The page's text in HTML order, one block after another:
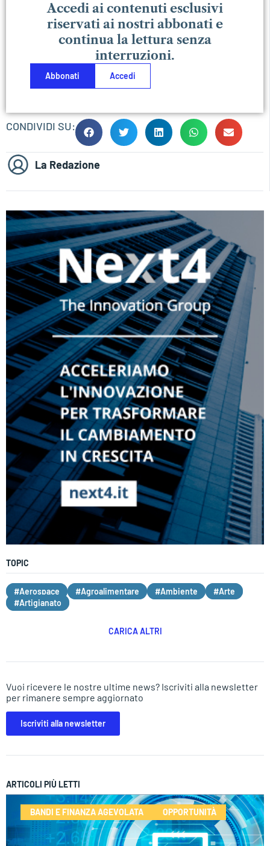
Accedi ai contenuti esclusivi
riservati ai nostri abbonati e
continua la lettura senza
interruzioni.
Abbonati Accedi
CONDIVIDI SU:
La Redazione
TOPIC
#Aerospace #Agroalimentare #Ambiente
#Arte
#Artigianato
CARICA ALTRI
Vuoi ricevere le nostre ultime news? Iscriviti alla newsletter
per rimanere sempre aggiornato
Iscriviti alla newsletter
ARTICOLI PIÙ LETTI
BANDI E FINANZA AGEVOLATA OPPORTUNITÀ